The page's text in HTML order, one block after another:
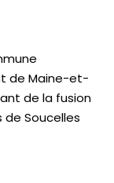
de Maine-et-
de la fusion
Soucelles